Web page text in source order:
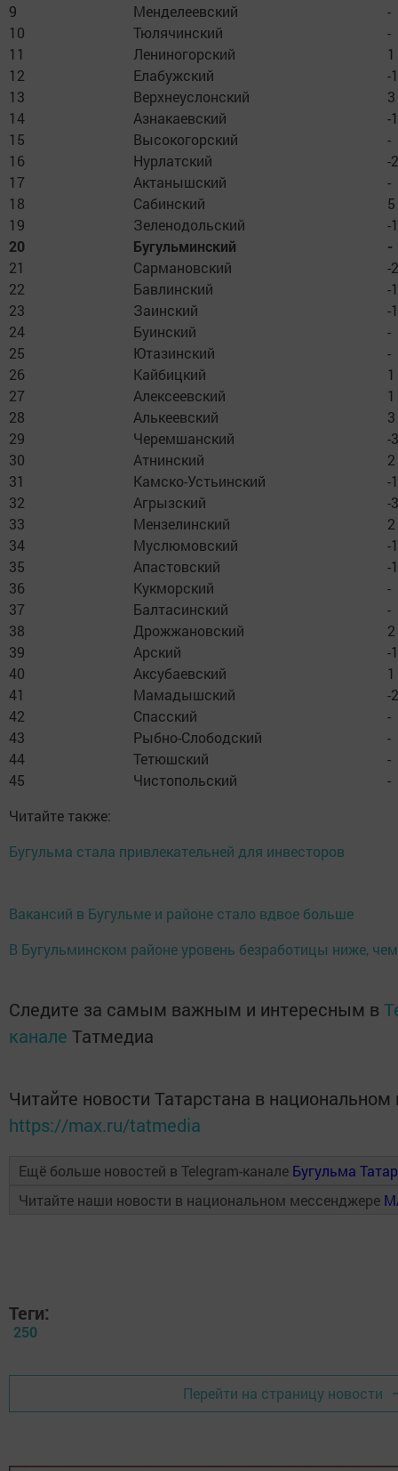
9
Менделеевский
-
10
Тюлячинский
-
11
Лениногорский
1
12
Елабужский
-1
13
Верхнеуслонский
3
14
Азнакаевский
-1
15
Высокогорский
-
16
Нурлатский
-2
17
Актанышский
-
18
Сабинский
5
19
Зеленодольский
-1
20
Бугульминский
-
21
Сармановский
-2
22
Бавлинский
-1
23
Заинский
-1
24
Буинский
-
25
Ютазинский
-
26
Кайбицкий
1
27
Алексеевский
1
28
Алькеевский
3
29
Черемшанский
-3
30
Атнинский
2
31
Камско-Устьинский
-1
32
Агрызский
-3
33
Мензелинский
2
34
Муслюмовский
-1
35
Апастовский
-1
36
Кукморский
-
37
Балтасинский
-
38
Дрожжановский
2
39
Арский
-1
40
Аксубаевский
1
41
Мамадышский
-2
42
Спасский
-
43
Рыбно-Слободский
-
44
Тетюшский
-
45
Чистопольский
-
Читайте также:
Бугульма стала привлекательней для инвесторов
Вакансий в Бугульме и районе стало вдвое больше
В Бугульминском районе уровень безработицы ниже,
Следите за самым важным и интересным в
канале Татмедиа
Читайте новости Татарстана в
https://max.ru/tatmedia
Ещё больше новостей в Telegram-канале Бугульма
Читайте наши новости в национальном мессенджере
Теги:
250
Перейти на страницу новости